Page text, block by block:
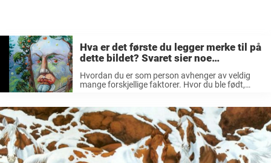
Hva er det første du legger merke til på
dette bildet? Svaret sier noe
Hvordan du er som person avhenger av veldig
mange forskjellige faktorer. Hvor du ble født,
dag er mye ...